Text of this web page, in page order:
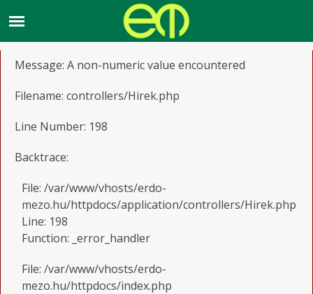
A PHP Error was encountered
Message: A non-numeric value encountered
Filename: controllers/Hirek.php
Line Number: 198
Backtrace:
File: /var/www/vhosts/erdo-
mezo.hu/httpdocs/application/controllers/Hirek.php
Line: 198
Function: _error_handler
File: /var/www/vhosts/erdo-
mezo.hu/httpdocs/index.php